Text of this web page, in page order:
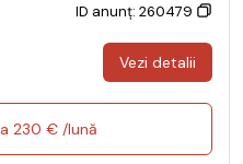
ID anunț: 260479
Vezi detalii
230 € /lună